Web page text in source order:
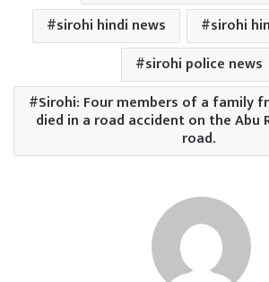
sirohi hindi news
sirohi
sirohi police news
Sirohi: Four members of a family
died in a road accident on the Abu
road.